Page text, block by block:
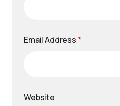
Email Address *
Website